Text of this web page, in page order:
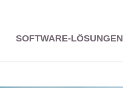
SOFTWARE-LÖSUNGEN